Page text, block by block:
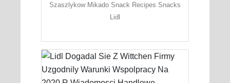
Szaszlykow Mikado Snack Recipes Snacks
Lidl